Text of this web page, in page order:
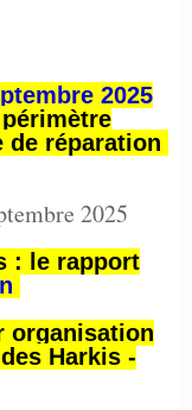
2025
de réparation
2025
: le rapport
organisation
Harkis -